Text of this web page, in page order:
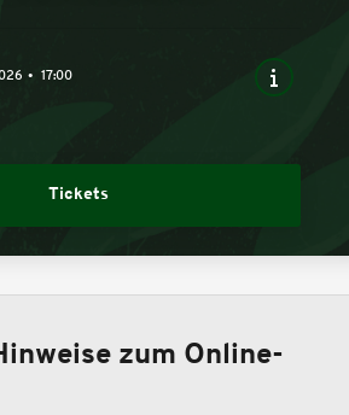
17:00
Tickets
zum Online-